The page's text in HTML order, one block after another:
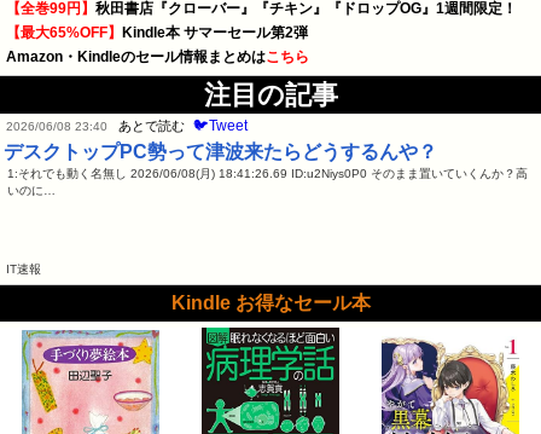
【全巻99円】 秋田書店『クローバー』『チキン』『ドロップOG』1週間限定！
【最大65%OFF】
Kindle本 サマーセール第2弾
Amazon・Kindleのセール情報まとめはこちら
注目の記事
2026/06/08 23:40 あとで読む 🐦Tweet
デスクトップPC勢って津波来たらどうするんや？
1:それでも動く名無し 2026/06/08(月) 18:41:26.69 ID:u2Niys0P0 そのまま置いていくんか？高
いのに…
IT速報
Kindle お得なセール本